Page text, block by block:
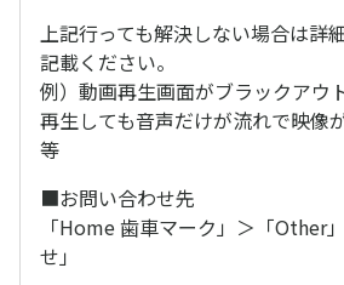
上記行っても解決しない場合は詳
記載ください。
例）動画再生画面がブラックアウ
再生しても音声だけが流れで映像
等
■お問い合わせ先
「Home 歯車マーク」＞「Other
せ」